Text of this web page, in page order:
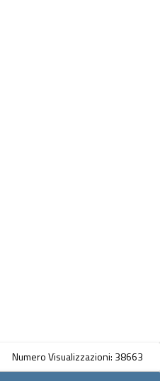
Numero Visualizzazioni: 38663